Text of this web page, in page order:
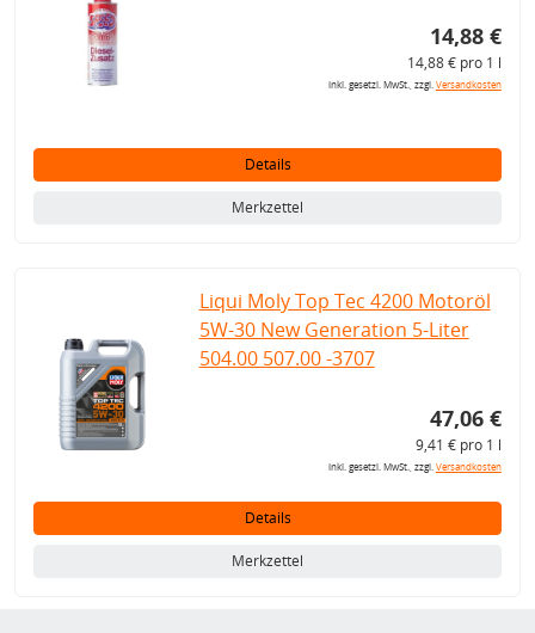
14,88 €
14,88 € pro 1 l
inkl. gesetzl. MwSt., zzgl.Versandkosten
Details
Merkzettel
Liqui Moly Top Tec 4200 Motoröl
5W-30 New Generation 5-Liter
504.00 507.00 -3707
47,06 €
9,41 € pro 1 l
inkl. gesetzl. MwSt., zzgl.Versandkosten
Details
Merkzettel